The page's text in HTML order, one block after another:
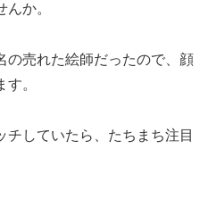
か。
の売れた絵師だったので、顔
。
していたら、たちまち注目